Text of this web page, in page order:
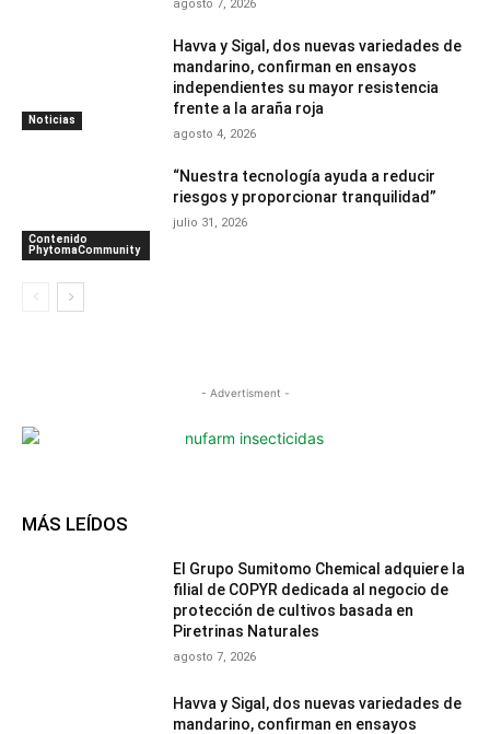
agosto 7, 2026
Noticias
Havva y Sigal, dos nuevas variedades de
mandarino, confirman en ensayos
independientes su mayor resistencia
frente a la araña roja
agosto 4, 2026
Contenido
PhytomaCommunity
“Nuestra tecnología ayuda a reducir
riesgos y proporcionar tranquilidad”
julio 31, 2026
- Advertisment -
MÁS LEÍDOS
El Grupo Sumitomo Chemical adquiere la
filial de COPYR dedicada al negocio de
protección de cultivos basada en
Piretrinas Naturales
agosto 7, 2026
Havva y Sigal, dos nuevas variedades de
mandarino, confirman en ensayos